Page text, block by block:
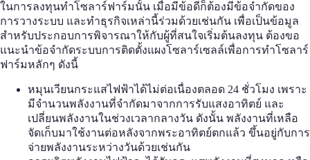
ในการลงทุนทำโซลาร์ฟาร์มนั้น เมื่อมีข้อดีก็ต้องมีข้อจำกัดของ
การวางระบบ และทำธุรกิจเหล่านี้ร่วมด้วยเช่นกัน เพื่อเป็นข้อมูล
สำหรับประกอบการพิจารณาให้กับผู้ที่สนใจเริ่มต้นลงทุน ต้องขอ
แนะนำข้อจำกัดระบบการติดตั้งแผงโซลาร์เซลล์เพื่อการทำโซลาร์
ฟาร์มหลักๆ ดังนี้
หมุนเวียนกระแสไฟฟ้าได้ไม่ต่อเนื่องตลอด 24 ชั่วโมง เพราะ
มีจำนวนพลังงานที่จำกัดมาจากการรับแสงอาทิตย์ และ
เปลี่ยนพลังงานในช่วงเวลากลางวัน ดังนั้น พลังงานที่เหลือ
จัดเก็บมาใช้งานต่อหลังจากพระอาทิตย์ตกแล้ว ขึ้นอยู่กับการ
จ่ายพลังงานระหว่างวันด้วยเช่นกัน